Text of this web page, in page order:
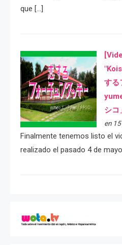
que […]
する
シコ
en
Finalmente tenemos listo el
realizado el pasado 4 de